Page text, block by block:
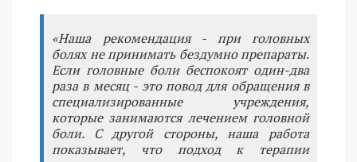
«Наша рекомендация - при головных
болях не принимать бездумно препараты.
Если головные боли беспокоят один-два
раза в месяц - это повод для обращения в
специализированные учреждения,
которые занимаются лечением головной
боли. С другой стороны, наша работа
показывает, что подход к терапии